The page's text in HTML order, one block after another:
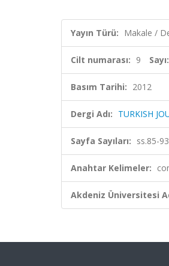
Yayın Türü: Makale /
Cilt numarası: 9 Sayı:
Basım Tarihi: 2012
Dergi Adı: TURKISH
Sayfa Sayıları: ss.85-93
Anahtar Kelimeler:
Akdeniz Üniversitesi